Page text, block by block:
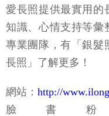
愛長照提供最實用的
知識、心情支持等彙
專業團隊，有「銀髮
長照」了解更多！
網站： http://
臉書